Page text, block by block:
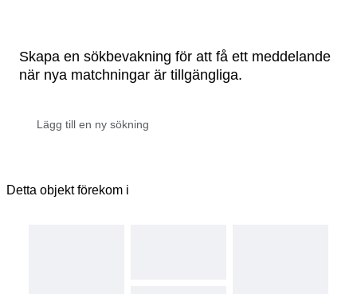
Skapa en sökbevakning för att få ett meddelande
när nya matchningar är tillgängliga.
Detta objekt förekom i